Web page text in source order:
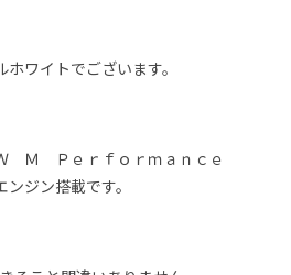
ワイトでございます。
Ｍ Ｐｅｒｆｏｒｍａｎｃｅ
ジン搭載です。